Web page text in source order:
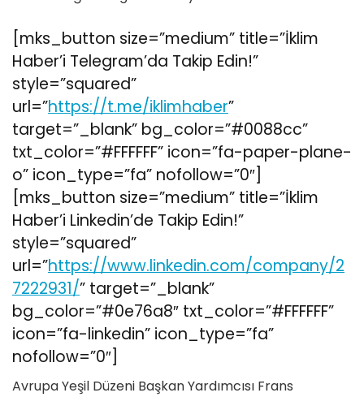
[mks_button size=”medium” title=”İklim
Haber’i Telegram’da Takip Edin!”
style=”squared”
url=”https://t.me/iklimhaber”
target=”_blank” bg_color=”#0088cc”
txt_color=”#FFFFFF” icon=”fa-paper-plane-
o” icon_type=”fa” nofollow=”0″]
[mks_button size=”medium” title=”İklim
Haber’i Linkedin’de Takip Edin!”
style=”squared”
url=”https://www.linkedin.com/company/2
7222931/” target=”_blank”
bg_color=”#0e76a8″ txt_color=”#FFFFFF”
icon=”fa-linkedin” icon_type=”fa”
nofollow=”0″]
Avrupa Yeşil Düzeni Başkan Yardımcısı Frans